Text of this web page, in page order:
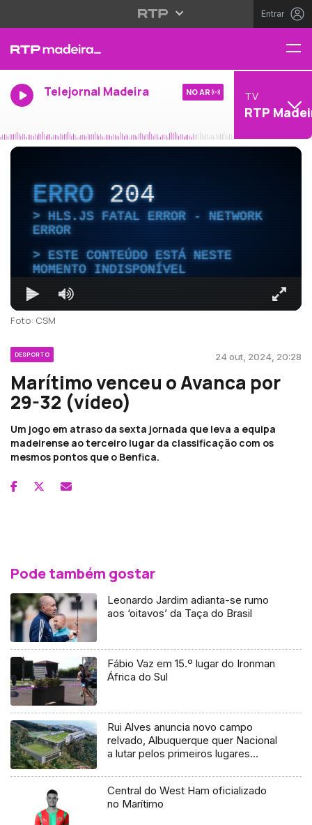
Entrar
Telejornal Madeira NO AR TV
RTP
ERRO204
HLS.JS FATAL ERROR - NETWORK
ERROR
ESTE CONTEÚDO ESTÁ NESTE
MOMENTO INDISPONÍVEL
Foto: CSM
DESPORTO 24 out, 2024, 20:28
Marítimo venceu o Avanca por
29-32 (vídeo)
Um jogo em atraso da sexta jornada que leva a equipa
madeirense ao terceiro lugar da classificação com os
mesmos pontos que o Benfica.
Pode também gostar
Leonardo Jardim adianta-se rumo
aos ‘oitavos’ da Taça do Brasil
Fábio Vaz em 15.º lugar do Ironman
África do Sul
Rui Alves anuncia novo campo
relvado, Albuquerque quer Nacional
a lutar pelos primeiros lugares
Central do West Ham oficializado
no Marítimo